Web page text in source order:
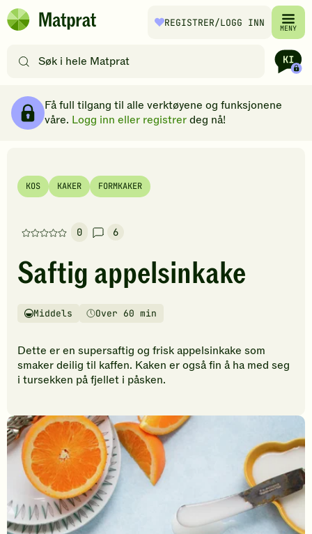
Hopp til hovedinnhold
Matprat
REGISTRER/LOGG INN MENY
etter
filtre
Få full tilgang til alle verktøyene og funksjonene
våre. Logg inn eller registrerdeg nå!
KOS KAKER FORMKAKER
0
Denne
har
foreløpig
vurderinger.
den
første
til
denne
oppskriften.
6
Saftig appelsinkake
Vanskelighetsgrad
Middels
TilberedningstidOver 60 min
Dette er en supersaftig og frisk appelsinkake som
smaker deilig til kaffen. Kaken er også fin å ha med seg
i tursekken på fjellet i påsken.